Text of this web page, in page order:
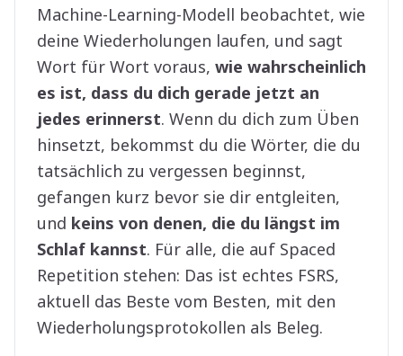
Machine-Learning-Modell beobachtet, wie
deine Wiederholungen laufen, und sagt
Wort für Wort voraus, wie wahrscheinlich
es ist, dass du dich gerade jetzt an
jedes erinnerst. Wenn du dich zum Üben
hinsetzt, bekommst du die Wörter, die du
tatsächlich zu vergessen beginnst,
gefangen kurz bevor sie dir entgleiten,
und keins von denen, die du längst im
Schlaf kannst. Für alle, die auf Spaced
Repetition stehen: Das ist echtes FSRS,
aktuell das Beste vom Besten, mit den
Wiederholungsprotokollen als Beleg.